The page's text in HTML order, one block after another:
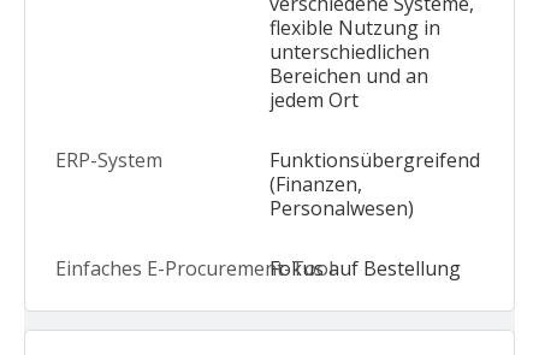
flexible Nutzung in
unterschiedlichen
Bereichen und an
jedem Ort
Funktionsübergreifend
(Finanzen,
Personalwesen)
Fokus auf Bestellung